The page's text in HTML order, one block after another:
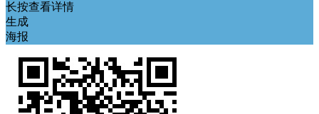
长按查看详情
生成
海报